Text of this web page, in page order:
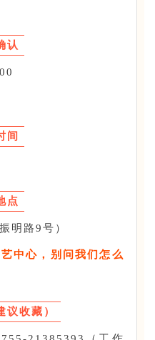
认
间
点
明路9号）
中心，别问我们怎么
议收藏）